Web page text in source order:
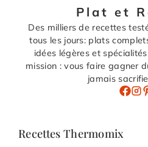
Plat et
Des milliers de recettes
tous les jours: plats
idées légères et
mission : vous faire gagner
jamais
Recettes Thermomix